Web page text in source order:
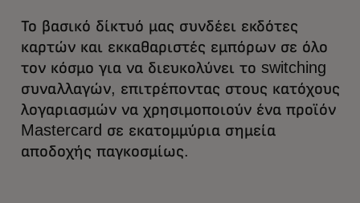
Το βασικό δίκτυό μας συνδέει εκδότες
καρτών και εκκαθαριστές εμπόρων σε όλο
τον κόσμο για να διευκολύνει το switching
συναλλαγών, επιτρέποντας στους κατόχους
λογαριασμών να χρησιμοποιούν ένα προϊόν
Mastercard σε εκατομμύρια σημεία
αποδοχής παγκοσμίως.